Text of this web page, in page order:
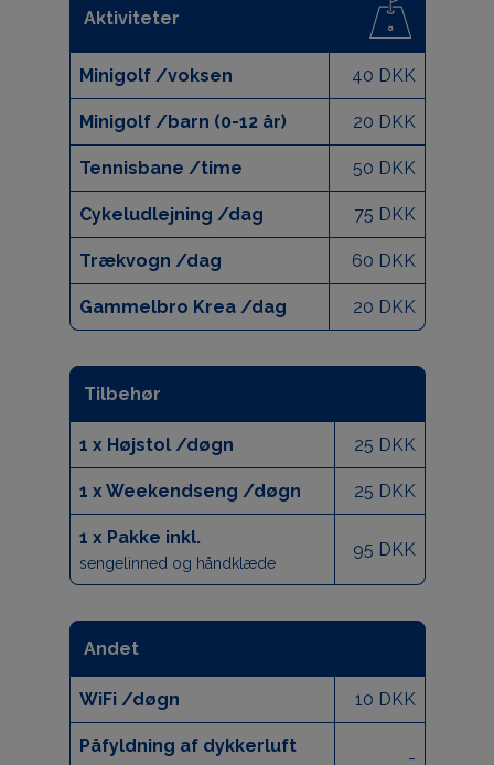
Aktiviteter
Minigolf /voksen 40 DKK
Minigolf /barn (0-12 år) 20 DKK
Tennisbane /time 50 DKK
Cykeludlejning /dag 75 DKK
Trækvogn /dag 60 DKK
Gammelbro Krea /dag 20 DKK
Tilbehør
1 x Højstol /døgn 25 DKK
1 x Weekendseng /døgn 25 DKK
1 x Pakke inkl.
sengelinned og håndklæde
95 DKK
Andet
WiFi /døgn 10 DKK
Påfyldning af dykkerluft
-